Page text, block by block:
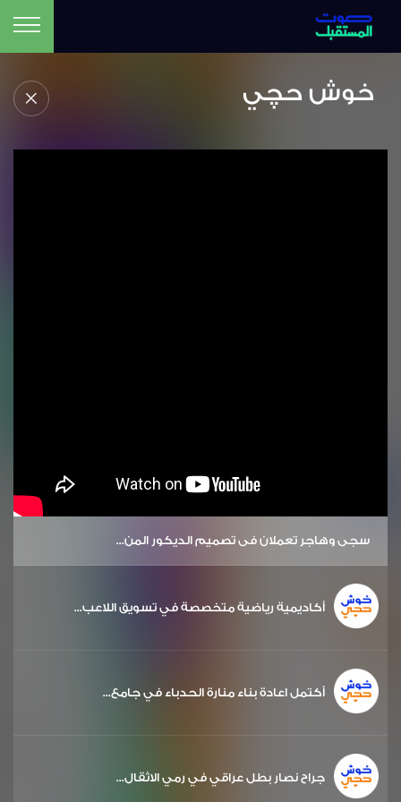
خوش حچي
سجى وهاجر تعملان في تصميم الديكور المن...
أكاديمية رياضية متخصصة في تسويق اللاعب...
أكتمل اعادة بناء منارة الحدباء في جامع...
جراح نصار بطل عراقي في رمي الاثقال...